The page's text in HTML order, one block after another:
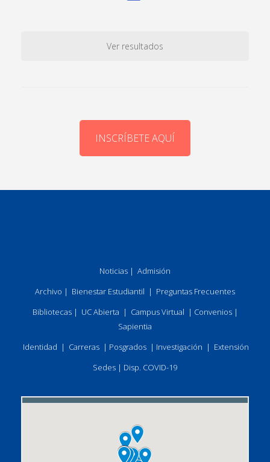
Ver resultados
INSCRÍBETE AQUÍ
Noticias | Admisión
Archivo | Bienestar Estudiantil | Preguntas Frecuentes
Bibliotecas| UC Abierta | Campus Virtual | Convenios|
Sapientia
Identidad | Carreras | Posgrados | Investigación | Extensión
Sedes | Disp. COVID-19